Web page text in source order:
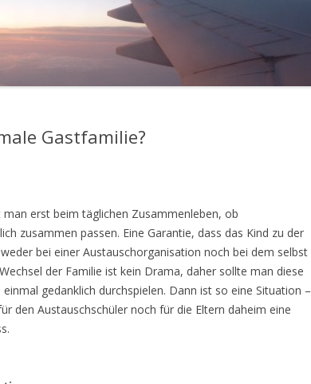
Gastfamilie?
erst beim täglichen Zusammenleben, ob
zusammen passen. Eine Garantie, dass das Kind zu der
bei einer Austauschorganisation noch bei dem selbst
der Familie ist kein Drama, daher sollte man diese
gedanklich durchspielen. Dann ist so eine Situation –
den Austauschschüler noch für die Eltern daheim eine